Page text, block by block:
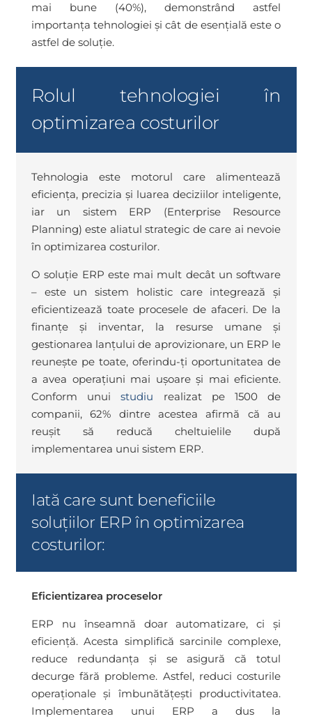
mai bune (40%), demonstrând astfel
importanța tehnologiei și cât de esențială este o
astfel de soluție.
Rolul tehnologiei în
optimizarea costurilor
Tehnologia este motorul care alimentează
eficiența, precizia și luarea deciziilor inteligente,
iar un sistem ERP (Enterprise Resource
Planning) este aliatul strategic de care ai nevoie
în optimizarea costurilor.
O soluție ERP este mai mult decât un software
– este un sistem holistic care integrează și
eficientizează toate procesele de afaceri. De la
finanțe și inventar, la resurse umane și
gestionarea lanțului de aprovizionare, un ERP le
reunește pe toate, oferindu-ți oportunitatea de
a avea operațiuni mai ușoare și mai eficiente.
Conform unuistudiu realizat pe 1500 de
companii, 62% dintre acestea afirmă că au
reușit să reducă cheltuielile după
implementarea unui sistem ERP.
Iată care sunt beneficiile
soluțiilor ERP în optimizarea
costurilor:
Eficientizarea proceselor
ERP nu înseamnă doar automatizare, ci și
eficiență. Acesta simplifică sarcinile complexe,
reduce redundanța și se asigură că totul
decurge fără probleme. Astfel, reduci costurile
operaționale și îmbunătățești productivitatea.
Implementarea unui ERP a dus la